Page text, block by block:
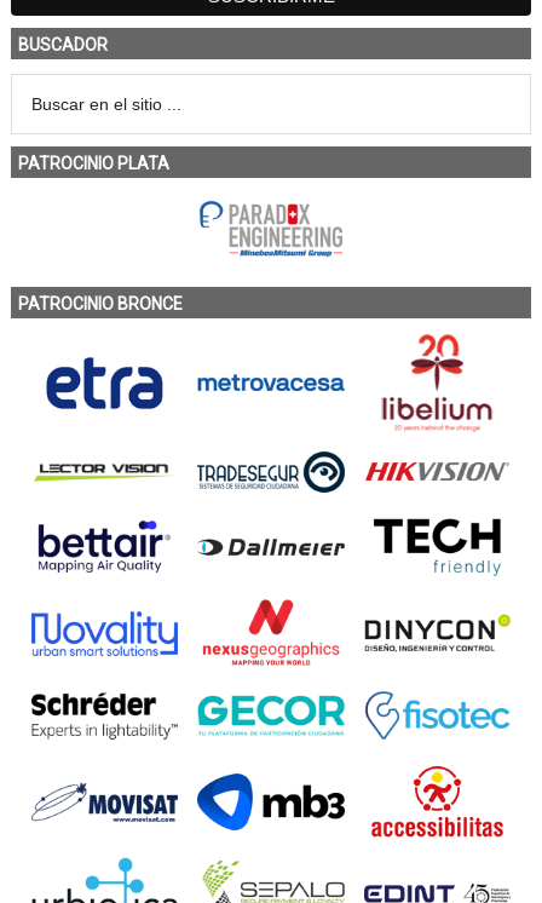
BUSCADOR
PATROCINIO PLATA
PATROCINIO BRONCE